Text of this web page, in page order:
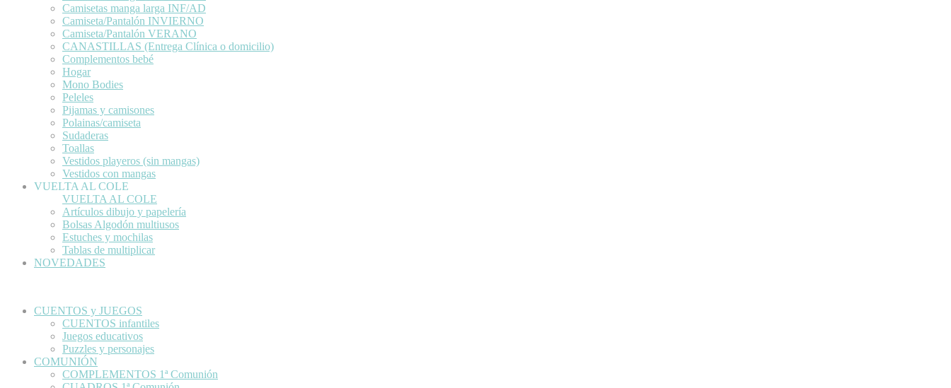
Camisetas manga larga INF/AD
Camiseta/Pantalón INVIERNO
Camiseta/Pantalón VERANO
CANASTILLAS (Entrega Clínica o domicilio)
Complementos bebé
Hogar
Mono Bodies
Peleles
Pijamas y camisones
Polainas/camiseta
Sudaderas
Toallas
Vestidos playeros (sin mangas)
Vestidos con mangas
VUELTA AL COLE
VUELTA AL COLE
Artículos dibujo y papelería
Bolsas Algodón multiusos
Estuches y mochilas
Tablas de multiplicar
NOVEDADES
CUENTOS y JUEGOS
CUENTOS infantiles
Juegos educativos
Puzzles y personajes
COMUNIÓN
COMPLEMENTOS 1ª Comunión